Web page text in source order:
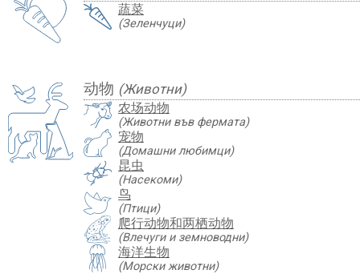
蔬菜
(Зеленчуци)
动物 (Животни)
农场动物
(Животни във фермата)
宠物
(Домашни любимци)
昆虫
(Насекоми)
鸟
(Птици)
爬行动物和两栖动物
(Влечуги и земноводни)
海洋生物
(Морски животни)